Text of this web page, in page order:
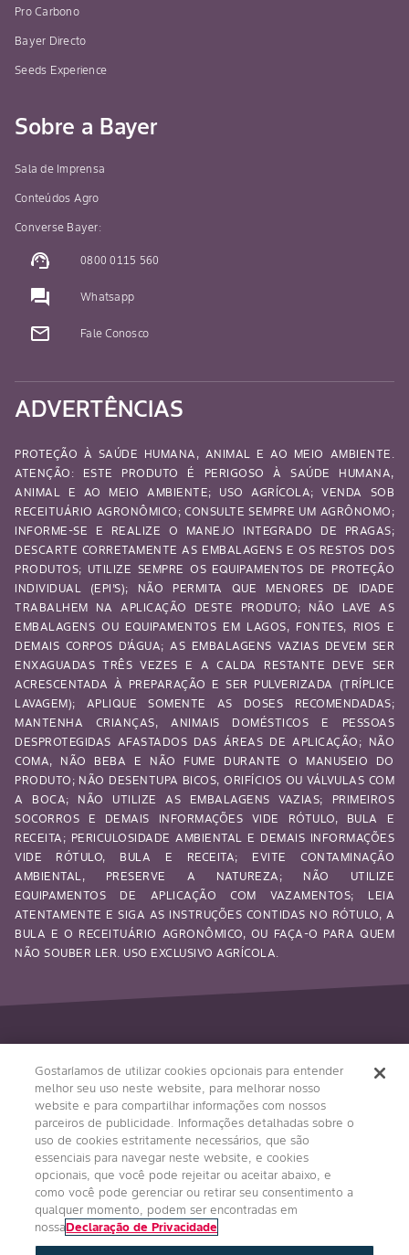
Pro Carbono
Bayer Directo
Seeds Experience
Sobre a Bayer
Sala de Imprensa
Conteúdos Agro
Converse Bayer:
support_agent 0800 0115 560
question_answer Whatsapp
mail_outline Fale Conosco
ADVERTÊNCIAS
PROTEÇÃO À SAÚDE HUMANA, ANIMAL E AO MEIO AMBIENTE.
ATENÇÃO: ESTE PRODUTO É PERIGOSO À SAÚDE HUMANA,
ANIMAL E AO MEIO AMBIENTE; USO AGRÍCOLA; VENDA SOB
RECEITUÁRIO AGRONÔMICO; CONSULTE SEMPRE UM AGRÔNOMO;
INFORME-SE E REALIZE O MANEJO INTEGRADO DE PRAGAS;
DESCARTE CORRETAMENTE AS EMBALAGENS E OS RESTOS DOS
PRODUTOS; UTILIZE SEMPRE OS EQUIPAMENTOS DE PROTEÇÃO
INDIVIDUAL (EPI’S); NÃO PERMITA QUE MENORES DE IDADE
TRABALHEM NA APLICAÇÃO DESTE PRODUTO; NÃO LAVE AS
EMBALAGENS OU EQUIPAMENTOS EM LAGOS, FONTES, RIOS E
DEMAIS CORPOS D’ÁGUA; AS EMBALAGENS VAZIAS DEVEM SER
ENXAGUADAS TRÊS VEZES E A CALDA RESTANTE DEVE SER
ACRESCENTADA À PREPARAÇÃO E SER PULVERIZADA (TRÍPLICE
LAVAGEM); APLIQUE SOMENTE AS DOSES RECOMENDADAS;
MANTENHA CRIANÇAS, ANIMAIS DOMÉSTICOS E PESSOAS
DESPROTEGIDAS AFASTADOS DAS ÁREAS DE APLICAÇÃO; NÃO
COMA, NÃO BEBA E NÃO FUME DURANTE O MANUSEIO DO
PRODUTO; NÃO DESENTUPA BICOS, ORIFÍCIOS OU VÁLVULAS COM
A BOCA; NÃO UTILIZE AS EMBALAGENS VAZIAS; PRIMEIROS
SOCORROS E DEMAIS INFORMAÇÕES VIDE RÓTULO, BULA E
RECEITA; PERICULOSIDADE AMBIENTAL E DEMAIS INFORMAÇÕES
VIDE RÓTULO, BULA E RECEITA; EVITE CONTAMINAÇÃO
AMBIENTAL, PRESERVE A NATUREZA; NÃO UTILIZE
EQUIPAMENTOS DE APLICAÇÃO COM VAZAMENTOS; LEIA
ATENTAMENTE E SIGA AS INSTRUÇÕES CONTIDAS NO RÓTULO, A
BULA E O RECEITUÁRIO AGRONÔMICO, OU FAÇA-O PARA QUEM
NÃO SOUBER LER. USO EXCLUSIVO AGRÍCOLA.
Siga-nos
Condições Gerais
Política de Privacidade
Gostaríamos de utilizar cookies opcionais para entender
melhor seu uso neste website, para melhorar nosso
website e para compartilhar informações com nossos
parceiros de publicidade. Informações detalhadas sobre o
uso de cookies estritamente necessários, que são
essenciais para navegar neste website, e cookies
opcionais, que você pode rejeitar ou aceitar abaixo, e
como você pode gerenciar ou retirar seu consentimento a
qualquer momento, podem ser encontradas em
nossaDeclaração de Privacidade